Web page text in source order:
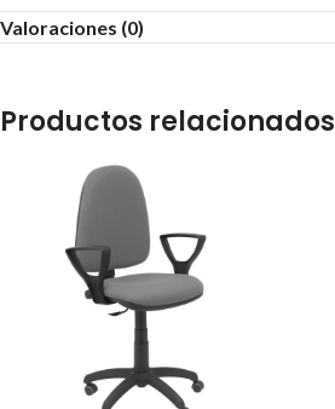
Valoraciones (0)
Productos relacionados